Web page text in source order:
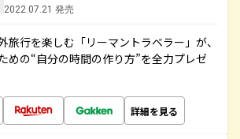
2022.07.21 発売
旅行を楽しむ「リーマントラベラー」が、
めの“自分の時間の作り方”を全力プレゼ
詳細を見る